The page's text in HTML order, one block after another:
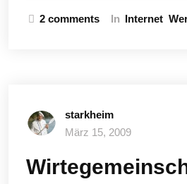
2 comments In Internet
starkheim
März 15, 2009